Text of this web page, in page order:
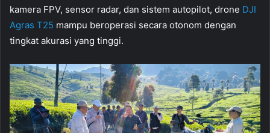
kamera FPV, sensor radar, dan sistem autopilot, drone DJI
Agras T25 mampu beroperasi secara otonom dengan
tingkat akurasi yang tinggi.